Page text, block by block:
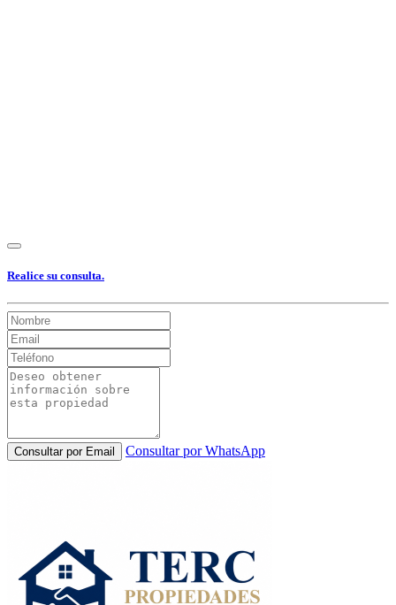
Realice su consulta.
Consultar por Email Consultar por WhatsApp